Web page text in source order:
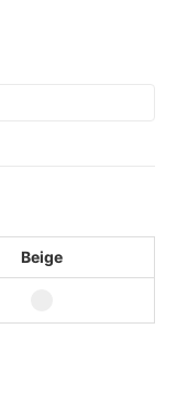
Beige